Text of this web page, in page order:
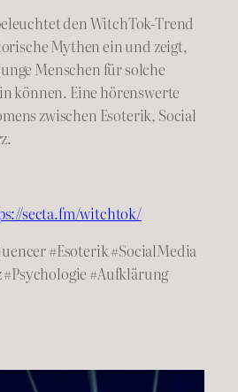
den WitchTok-Trend
Mythen ein und zeigt,
Menschen für solche
können. Eine hörenswerte
zwischen Esoterik, Social
secta.fm/witchtok/
#Esoterik #SocialMedia
#Aufklärung